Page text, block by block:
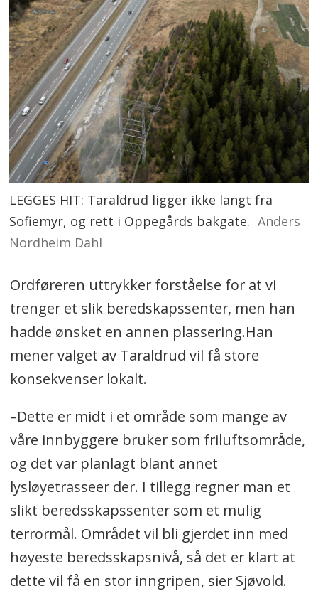
LEGGES HIT: Taraldrud ligger ikke langt fra
Sofiemyr, og rett i Oppegårds bakgate. Anders
Nordheim Dahl
Ordføreren uttrykker forståelse for at vi
trenger et slik beredskapssenter, men han
hadde ønsket en annen plassering.Han
mener valget av Taraldrud vil få store
konsekvenser lokalt.
–Dette er midt i et område som mange av
våre innbyggere bruker som friluftsområde,
og det var planlagt blant annet
lysløyetrasseer der. I tillegg regner man et
slikt beredsskapssenter som et mulig
terrormål. Området vil bli gjerdet inn med
høyeste beredsskapsnivå, så det er klart at
dette vil få en stor inngripen, sier Sjøvold.